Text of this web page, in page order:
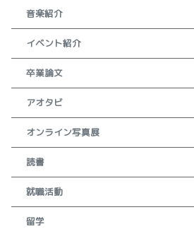
音楽紹介
イベント紹介
卒業論文
アオタビ
オンライン写真展
読書
就職活動
留学